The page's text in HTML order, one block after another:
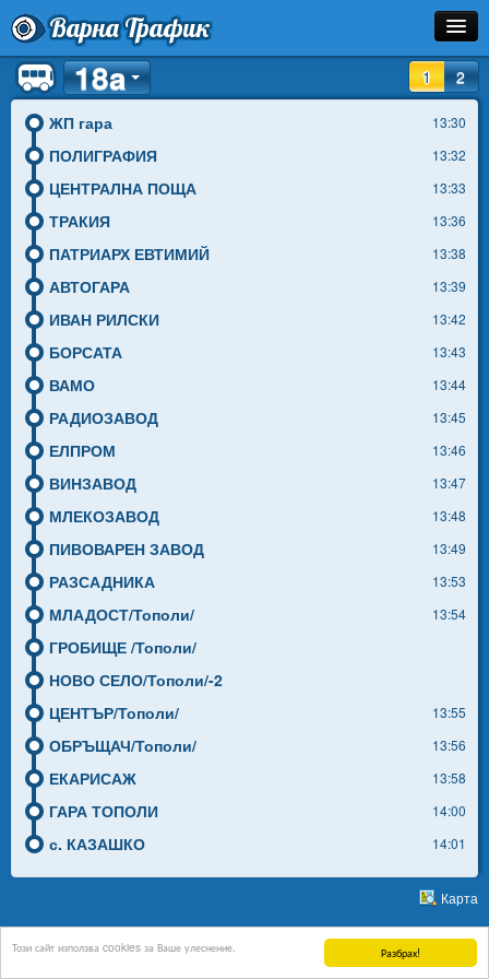
Разбрах!
Този сайт използва cookies за Ваше улеснение.
Варна Трафик
Спирка
Линия
Разписание
Инфо
1 2
18a
ЖП гара 13:30
ПОЛИГРАФИЯ 13:32
ЦЕНТРАЛНА ПОЩА 13:33
ТРАКИЯ 13:36
ПАТРИАРХ ЕВТИМИЙ 13:38
АВТОГАРА 13:39
ИВАН РИЛСКИ 13:42
БОРСАТА 13:43
ВАМО 13:44
РАДИОЗАВОД 13:45
ЕЛПРОМ 13:46
ВИНЗАВОД 13:47
МЛЕКОЗАВОД 13:48
ПИВОВАРЕН ЗАВОД 13:49
РАЗСАДНИКА 13:53
МЛАДОСТ/Тополи/ 13:54
ГРОБИЩЕ /Тополи/
НОВО СЕЛО/Тополи/-2
ЦЕНТЪР/Тополи/
13:55
ОБРЪЩАЧ/Тополи/ 13:56
ЕКАРИСАЖ 13:58
ГАРА ТОПОЛИ 14:00
с. КАЗАШКО 14:01
Карта
Без общинско или европейско финансиране.